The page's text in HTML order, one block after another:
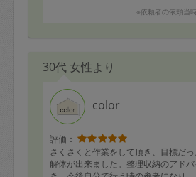
※依頼者の依頼当
30代 女性より
color
評価：
さくさくと作業をして頂き、目標だ
解体が出来ました。整理収納のアド